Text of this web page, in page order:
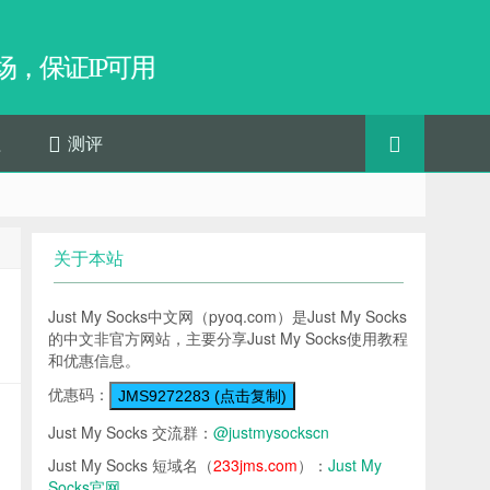
，保证IP可用
测评
关于本站
Just My Socks中文网（pyoq.com）是Just My Socks
的中文非官方网站，主要分享Just My Socks使用教程
和优惠信息。
优惠码：
JMS9272283 (点击复制)
Just My Socks 交流群： @justmysockscn
Just My Socks 短域名（233jms.com）： Just My